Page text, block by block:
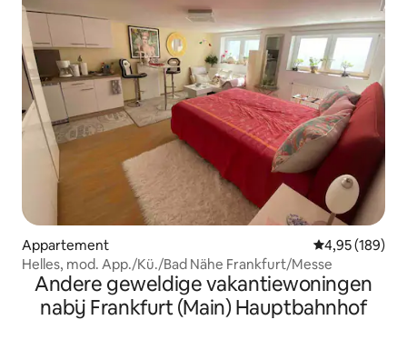
Appartement Gemiddelde
4,95 (189)
Helles, mod. App./Kü./Bad Nähe Frankfurt/Messe
Andere geweldige vakantiewoningen
nabij Frankfurt (Main) Hauptbahnhof